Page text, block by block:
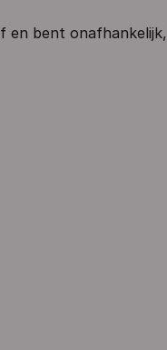
en bent onafhankelijk,